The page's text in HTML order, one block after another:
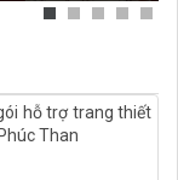
hỗ trợ trang thiết
Than